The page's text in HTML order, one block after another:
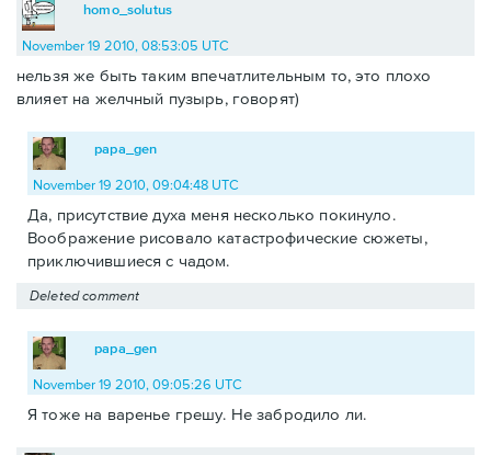
homo_solutus
November 19 2010, 08:53:05 UTC
нельзя же быть таким впечатлительным то, это плохо
влияет на желчный пузырь, говорят)
papa_gen
November 19 2010, 09:04:48 UTC
Да, присутствие духа меня несколько покинуло.
Воображение рисовало катастрофические сюжеты,
приключившиеся с чадом.
Deleted comment
papa_gen
November 19 2010, 09:05:26 UTC
Я тоже на варенье грешу. Не забродило ли.